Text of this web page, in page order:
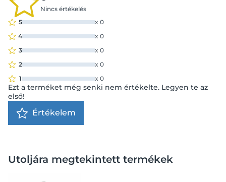
Nincs értékelés
5
x 0
4
x 0
3
x 0
2
x 0
1
x 0
Ezt a terméket még senki nem értékelte. Legyen te az
első!
Értékelem
Utoljára megtekintett termékek